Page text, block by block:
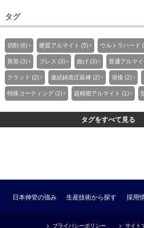
タグ
切削 (6) 硬質アルマイト (5) ウルトラハード
異形 (3) プレス (3) 曲げ (3) 普通アルマ
クラッド (2) 連続鋳造圧延棒 (2) 溶接 (2)
特殊コーティング (2) 超精密アルマイト (1)
タグをすべて見る
日本伸管の強み 生産技術から探す 採用
プライバシーポリシー サイト